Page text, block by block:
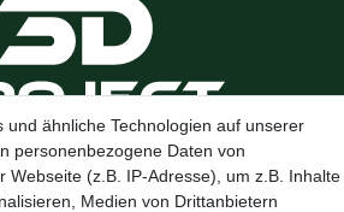
·0921 / 50753020 ·info@3dproject-
bayreuth.de
und ähnliche Technologien auf unserer
personenbezogene Daten von
Webseite (z.B. IP-Adresse), um z.B. Inhalte
Medien von Drittanbietern